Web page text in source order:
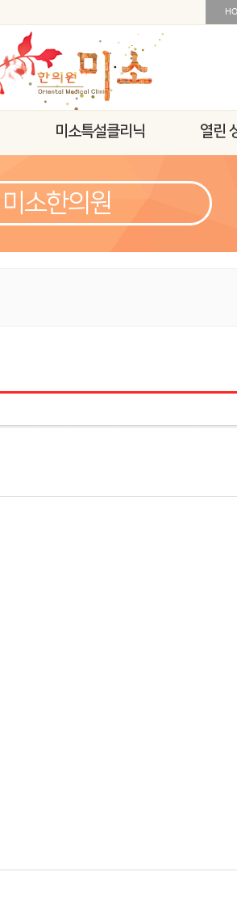
미소특설클리닉 열린
미소한의원